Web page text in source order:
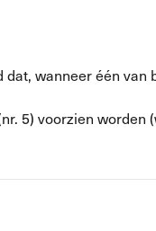
wanneer één
5) voorzien